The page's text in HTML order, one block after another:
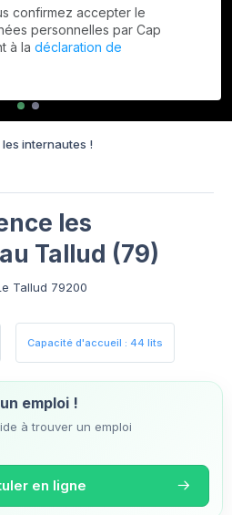
internautes !
les
Tallud (79)
Tallud 79200
Capacité d'accueil : 44 lits
emploi !
à trouver un emploi
en ligne
confirmez accepter le
personnelles par Cap
à la déclaration de